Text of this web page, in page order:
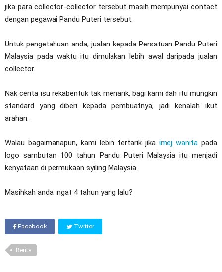
jika para collector-collector tersebut masih mempunyai contact
dengan pegawai Pandu Puteri tersebut.
Untuk pengetahuan anda, jualan kepada Persatuan Pandu Puteri
Malaysia pada waktu itu dimulakan lebih awal daripada jualan
collector.
Nak cerita isu rekabentuk tak menarik, bagi kami dah itu mungkin
standard yang diberi kepada pembuatnya, jadi kenalah ikut
arahan.
Walau bagaimanapun, kami lebih tertarik jika imej wanita pada
logo sambutan 100 tahun Pandu Puteri Malaysia itu menjadi
kenyataan di permukaan syiling Malaysia.
Masihkah anda ingat 4 tahun yang lalu?
Facebook Twitter
Berita